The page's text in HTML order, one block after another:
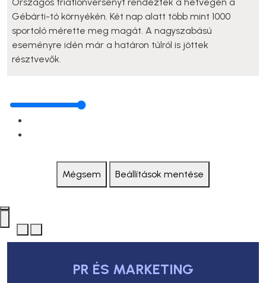
Gébárti-tó környékén. Két nap alatt több mint 1000
sportoló mérette meg magát. A nagyszabású
eseményre idén már a határon túlról is jöttek
résztvevők.
Mégsem Beállítások mentése
PR ÉS MARKETING